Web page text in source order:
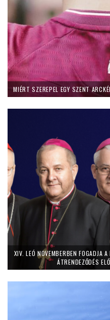
MIÉRT SZEREPEL EGY SZENT
XIV. LEÓ NOVEMBERBEN FOGADJA
ÁTRENDEZŐDÉS